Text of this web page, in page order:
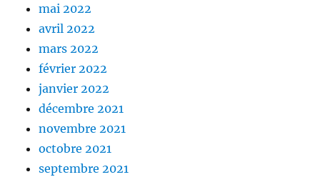
mai 2022
avril 2022
mars 2022
février 2022
janvier 2022
décembre 2021
novembre 2021
octobre 2021
septembre 2021